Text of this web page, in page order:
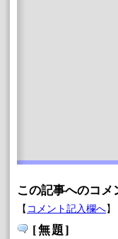
この記事へのコメ
【 コメント記入欄へ】
[無題]